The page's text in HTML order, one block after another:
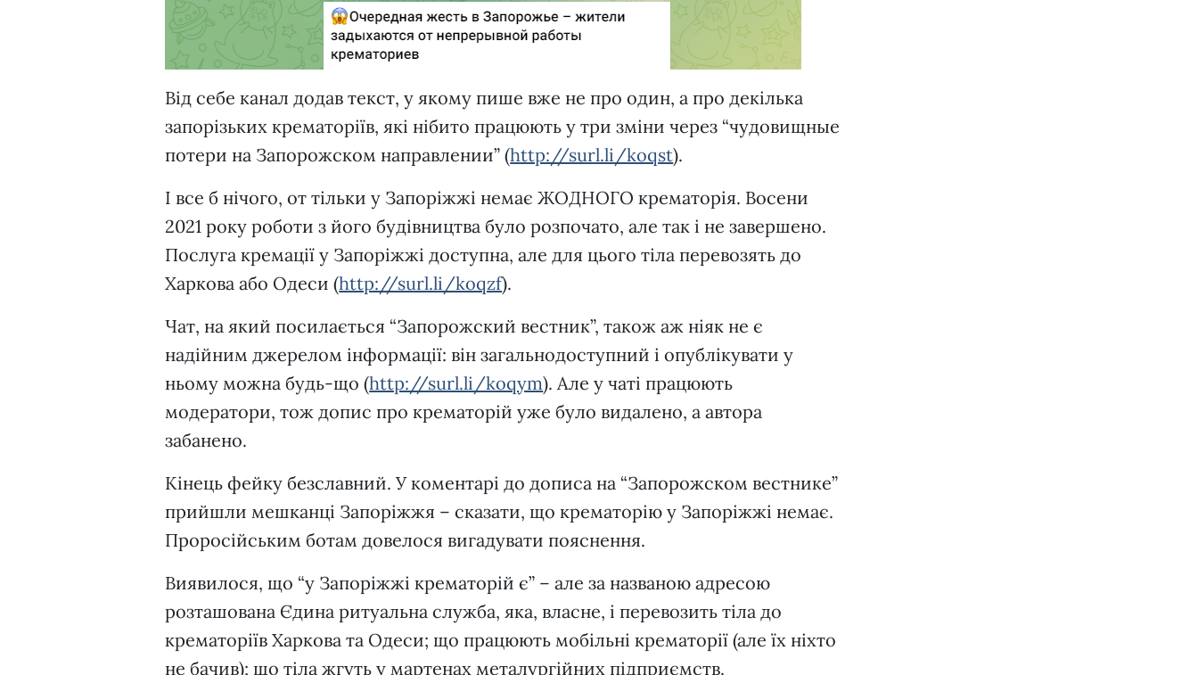
Від себе канал додав текст, у якому пише вже не про один, а про декілька
запорізьких крематоріїв, які нібито працюють у три зміни через “чудовищные
потери на Запорожском направлении” (http://surl.li/koqst).
І все б нічого, от тільки у Запоріжжі немає ЖОДНОГО крематорія. Восени
2021 року роботи з його будівництва було розпочато, але так і не завершено.
Послуга кремації у Запоріжжі доступна, але для цього тіла перевозять до
Харкова або Одеси (http://surl.li/koqzf).
Чат, на який посилається “Запорожский вестник”, також аж ніяк не є
надійним джерелом інформації: він загальнодоступний і опублікувати у
ньому можна будь-що (http://surl.li/koqym). Але у чаті працюють
модератори, тож допис про крематорій уже було видалено, а автора
забанено.
Кінець фейку безславний. У коментарі до дописа на “Запорожском вестнике”
прийшли мешканці Запоріжжя – сказати, що крематорію у Запоріжжі немає.
Проросійським ботам довелося вигадувати пояснення.
Виявилося, що “у Запоріжжі крематорій є” – але за названою адресою
розташована Єдина ритуальна служба, яка, власне, і перевозить тіла до
крематоріїв Харкова та Одеси; що працюють мобільні крематорії (але їх ніхто
не бачив); що тіла жгуть у мартенах металургійних підприємств.